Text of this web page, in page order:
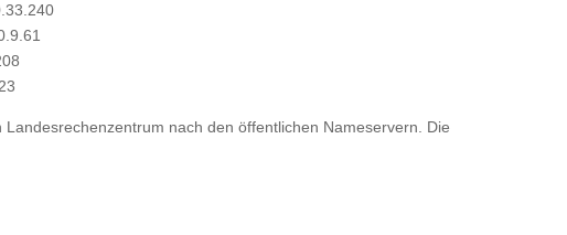
Landesrechenzentrum nach den öffentlichen Nameservern. Die